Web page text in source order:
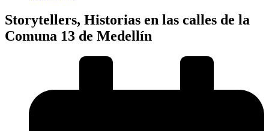
Storytellers, Historias en las calles de la
Comuna 13 de Medellín